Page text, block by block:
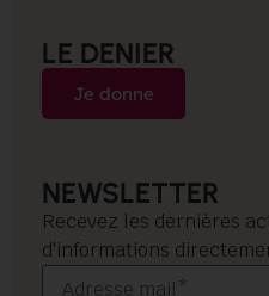
LE DENIER
Je donne
NEWSLETTER
Recevez les dernières
d'informations